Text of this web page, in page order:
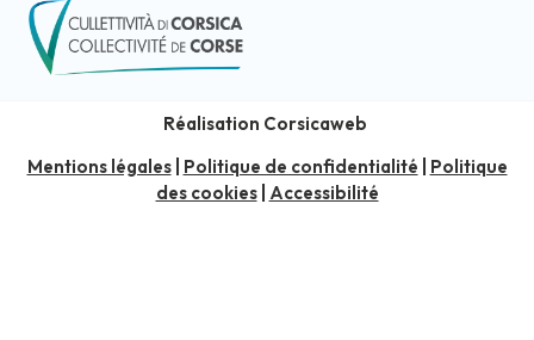
Réalisation Corsicaweb
Mentions légales| Politique de confidentialité
Politique
des cookies| Accessibilité